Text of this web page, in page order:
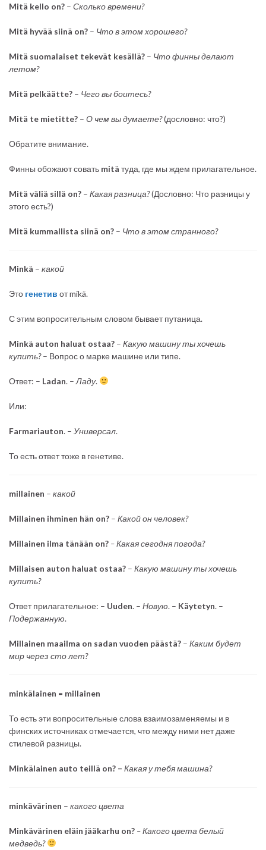
Mitä kello on? – Сколько времени?
Mitä hyvää siinä on? – Что в этом хорошего?
Mitä suomalaiset tekevät kesällä? – Что финны делают
летом?
Mitä pelkäätte? – Чего вы боитесь?
Mitä te mietitte? – О чем вы думаете?(дословно: что?)
Обратите внимание.
Финны обожают совать mitä туда, где мы ждем прилагательное.
Mitä väliä sillä on? – Какая разница?(Дословно: Что разницы у
этого есть?)
Mitä kummallista siinä on? – Что в этом странного?
Minkä – какой
Это генетив от mikä.
С этим вопросительным словом бывает путаница.
Minkä auton haluat ostaa? – Какую машину ты хочешь
купить?– Вопрос о марке машине или типе.
Ответ: – Ladan. – Ладу.
Или:
Farmariauton. – Универсал.
То есть ответ тоже в генетиве.
millainen – какой
Millainen ihminen hän on? – Какой он человек?
Millainen ilma tänään on? – Какая сегодня погода?
Millaisen auton haluat ostaa? – Какую машину ты хочешь
купить?
Ответ прилагательное: – Uuden. – Новую. – Käytetyn. –
Подержанную.
Millainen maailma on sadan vuoden päästä? – Каким будет
мир через сто лет?
minkälainen = millainen
То есть эти вопросительные слова взаимозаменяемы и в
финских источниках отмечается, что между ними нет даже
стилевой разницы.
Minkälainen auto teillä on? – Какая у тебя машина?
minkävärinen – какого цвета
Minkävärinen eläin jääkarhu on? – Какого цвета белый
медведь?